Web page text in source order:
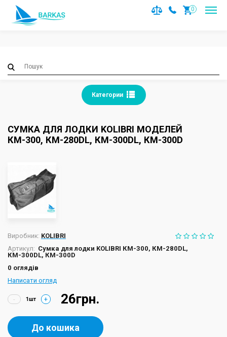
Notice
: Trying to access array offset on value of type null in
/var/www/barkas/data/www/barkas.com.ua/catalog/
on line36
0
Категории
СУМКА ДЛЯ ЛОДКИ KOLIBRI МОДЕЛЕЙ
КМ-300, КМ-280DL, КМ-300DL, КМ-300D
Виробник: KOLIBRI
Артикул: Сумка для лодки KOLIBRI КМ-300, КМ-280DL,
КМ-300DL, КМ-300D
0 оглядів
Написати огляд
- + 26грн.
До кошика